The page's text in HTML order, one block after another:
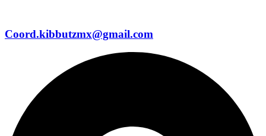
Coord.kibbutzmx@gmail.com